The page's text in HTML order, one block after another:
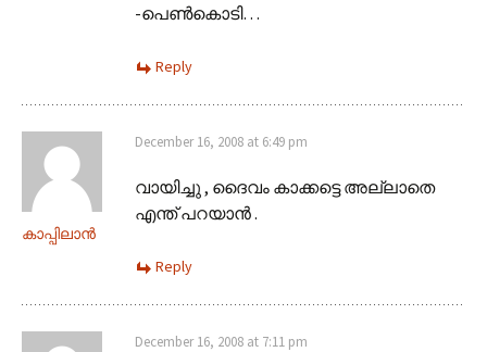
-പെണ്‍കൊടി…
Reply
കാപ്പിലാന്‍
December 16, 2008 at 6:49 pm
വായിച്ചു , ദൈവം കാക്കട്ടെ അല്ലാതെ
എന്ത് പറയാന്‍ .
Reply
December 16, 2008 at 7:11 pm